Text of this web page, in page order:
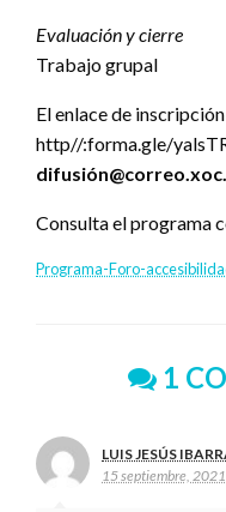
Evaluación y cierre
Trabajo grupal
El enlace de
http//:forma.gle/
Consulta el programa
Programa-Foro-
1
LUIS JESÚS
15 septiembre,